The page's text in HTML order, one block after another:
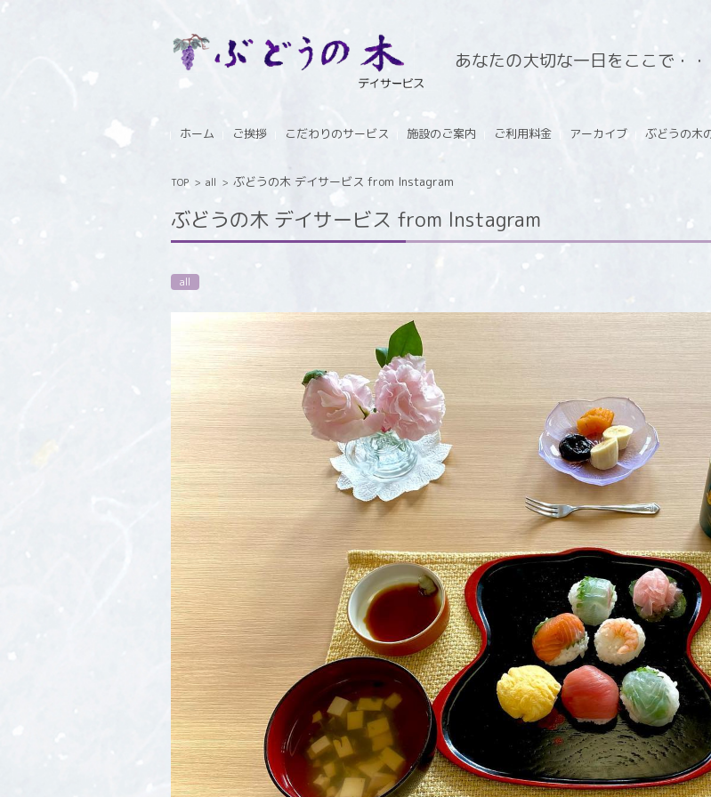
あなたの大切な一日をここで・・
ホーム
ご挨拶 こだわりのサービス 施設のご案内 ご利用料金 アーカイブ ぶどうの木
TOP > all > ぶどうの木 デイサービス from Instagram
ぶどうの木 デイサービス from Instagram
all